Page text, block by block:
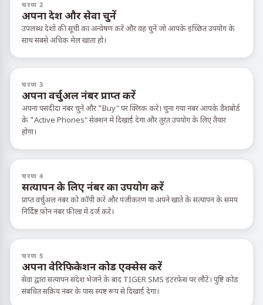
चरण 2
अपना देश और सेवा चुनें
उपलब्ध देशों की सूची का अन्वेषण करें और वह चुनें जो आपके इच्छित उपयोग के
साथ सबसे अधिक मेल खाता हो।
चरण 3
अपना वर्चुअल नंबर प्राप्त करें
अपना पसंदीदा नंबर चुनें और "Buy" पर क्लिक करें। चुना गया नंबर आपके डैशबोर्ड
के "Active Phones" सेक्शन में दिखाई देगा और तुरंत उपयोग के लिए तैयार
होगा।
चरण 4
सत्यापन के लिए नंबर का उपयोग करें
प्राप्त वर्चुअल नंबर को कॉपी करें और पंजीकरण या अपने खाते के सत्यापन के समय
निर्दिष्ट फ़ोन नंबर फ़ील्ड में दर्ज करें।
चरण 5
अपना वेरिफिकेशन कोड एक्सेस करें
सेवा द्वारा सत्यापन संदेश भेजने के बाद TIGER SMS इंटरफ़ेस पर लौटें। पुष्टि कोड
संबंधित सक्रिय नंबर के पास स्पष्ट रूप से दिखाई देगा।